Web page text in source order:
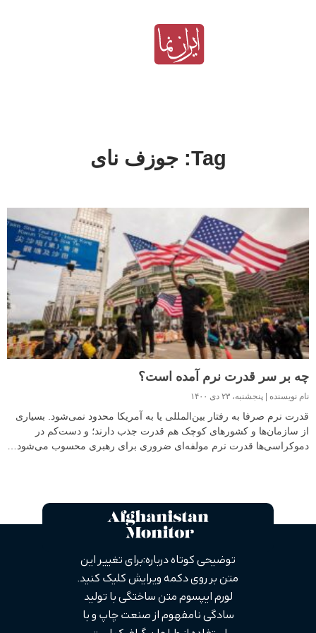
Tag: جوزف نای
چه بر سر قدرت نرم آمده است؟
نام نویسنده پنجشنبه، ۲۳ دی ۱۴۰۰
قدرت نرم صرفا به رفتار بین‌المللی یا به آمریکا محدود نمی‌شود. بسیاری
از سازمان‌ها و کشورهای کوچک هم قدرت جذب دارند؛ و دست‌کم در
دموکراسی‌ها قدرت نرم مولفه‌ای ضروری برای رهبری محسوب می‌شود…
توضیحی کوتاه درباره: برای تغییر این
متن بر روی دکمه ویرایش کلیک کنید.
لورم ایپسوم متن ساختگی با تولید
سادگی نامفهوم از صنعت چاپ و با